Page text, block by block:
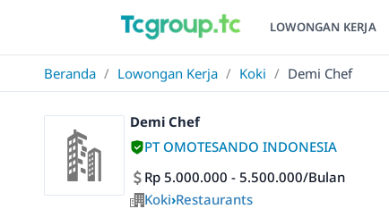
LOWONGAN KERJA
Beranda / Lowongan Kerja / Koki / Demi Chef
Demi Chef
PT OMOTESANDO INDONESIA
Rp 5.000.000 - 5.500.000/Bulan
Koki›Restaurants